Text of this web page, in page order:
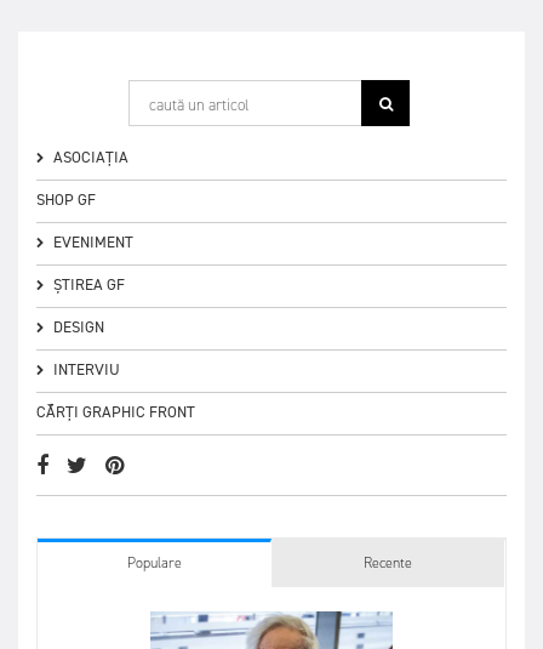
ASOCIAȚIA
SHOP GF
EVENIMENT
ȘTIREA GF
DESIGN
INTERVIU
CĂRȚI GRAPHIC FRONT
Populare Recente